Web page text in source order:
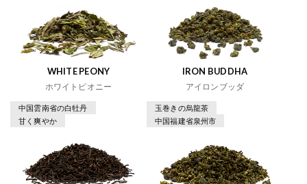
WHITE PEONY
ホワイトピオニー
中国雲南省の白牡丹
甘く爽やか
IRON BUDDHA
アイロンブッダ
玉巻きの烏龍茶
中国福建省泉州市